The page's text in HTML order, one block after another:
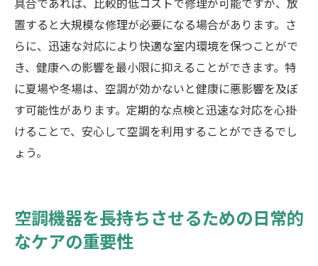
置すると大規模な修理が必要になる場合があります。さ
らに、迅速な対応により快適な室内環境を保つことがで
き、健康への影響を最小限に抑えることができます。特
に夏場や冬場は、空調が効かないと健康に悪影響を及ぼ
す可能性があります。定期的な点検と迅速な対応を心掛
けることで、安心して空調を利用することができるでし
ょう。
空調機器を長持ちさせるための日常的
なケアの重要性